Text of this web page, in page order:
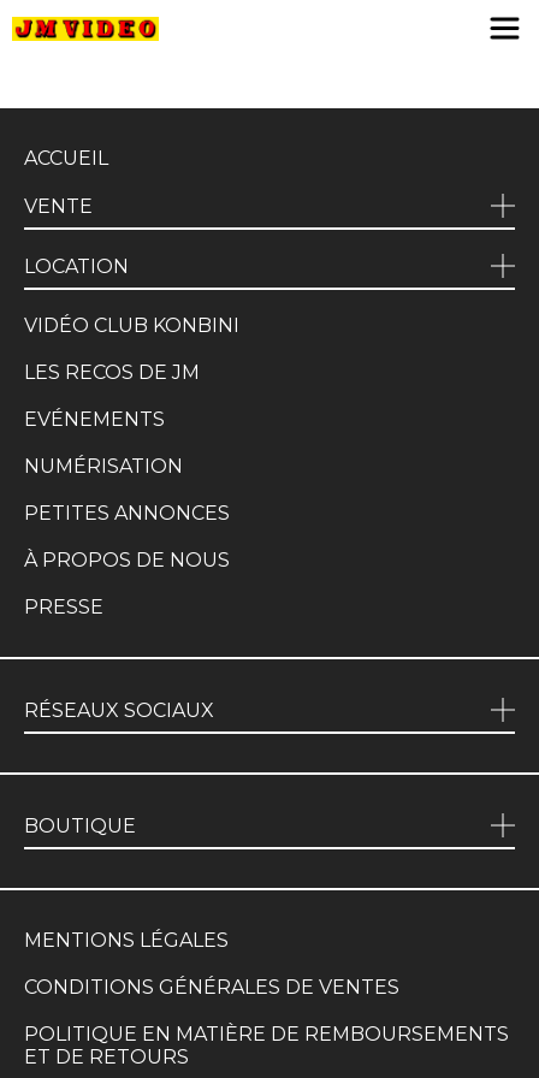
ACCUEIL
VENTE
LOCATION
VIDÉO CLUB KONBINI
LES RECOS DE JM
EVÉNEMENTS
NUMÉRISATION
PETITES ANNONCES
À PROPOS DE NOUS
PRESSE
RÉSEAUX SOCIAUX
BOUTIQUE
MENTIONS LÉGALES
CONDITIONS GÉNÉRALES DE VENTES
POLITIQUE EN MATIÈRE DE REMBOURSEMENTS
ET DE RETOURS